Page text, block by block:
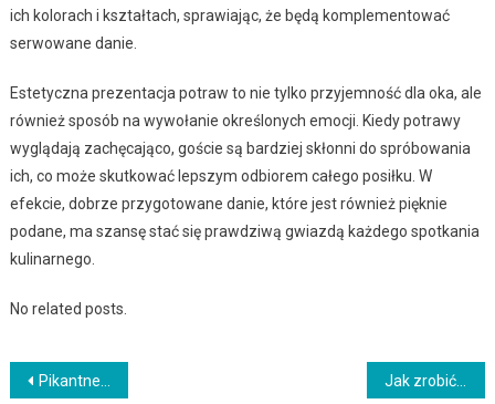
ich kolorach i kształtach, sprawiając, że będą komplementować
serwowane danie.
Estetyczna prezentacja potraw to nie tylko przyjemność dla oka, ale
również sposób na wywołanie określonych emocji. Kiedy potrawy
wyglądają zachęcająco, goście są bardziej skłonni do spróbowania
ich, co może skutkować lepszym odbiorem całego posiłku. W
efekcie, dobrze przygotowane danie, które jest również pięknie
podane, ma szansę stać się prawdziwą gwiazdą każdego spotkania
kulinarnego.
No related posts.
Nawigacja
Pikantne dania dla miłośników ostrego jedzenia – przepisy z całego świata Jak zrobić idealne ciasto z najlepszych składników